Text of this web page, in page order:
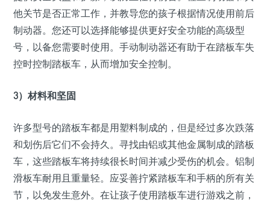
他关节是否正常工作，并教导您的孩子根据情况使用前后
制动器。您还可以选择能够提供更好安全功能的高级型
号，以备您需要时使用。手动制动器还有助于在踏板车失
控时控制踏板车，从而增加安全控制。
3）材料和坚固
许多型号的踏板车都是用塑料制成的，但是经过多次跌落
和划伤后它们不会持久。寻找由铝或其他金属制成的踏板
车，这些踏板车将持续很长时间并减少受伤的机会。铝制
滑板车耐用且重量轻。应妥善拧紧踏板车和手柄的所有关
节，以免发生意外。在让孩子使用踏板车进行游戏之前，